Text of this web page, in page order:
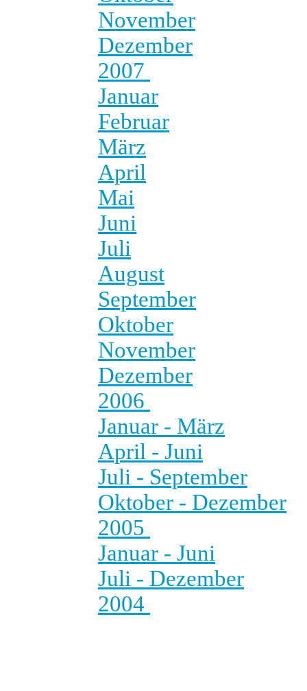
November
Dezember
2007
Januar
Februar
März
April
Mai
Juni
Juli
August
September
Oktober
November
Dezember
2006
Januar - März
April - Juni
Juli - September
Oktober - Dezember
2005
Januar - Juni
Juli - Dezember
2004